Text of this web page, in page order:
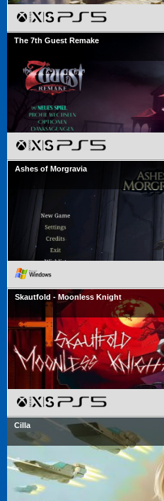
The 7th Guest Remake
Ashes of Morgravia
Skautfold - Moonless Knight
Cilla